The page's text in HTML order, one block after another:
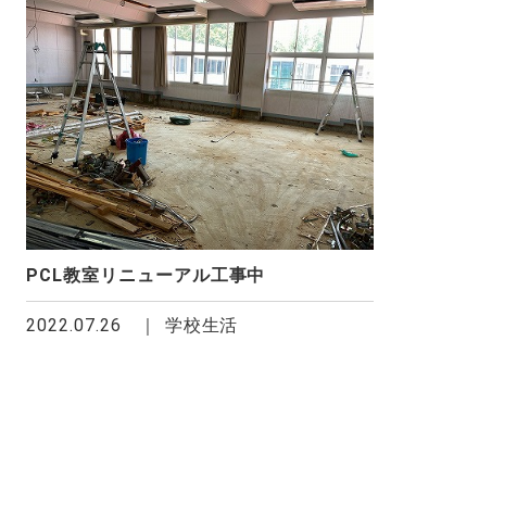
PCL教室リニューアル工事中
2022.07.26 学校生活